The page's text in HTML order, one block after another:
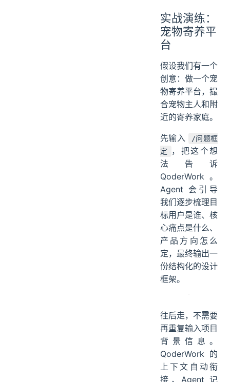
实战演练：
宠物寄养平
台
假设我们有一个
创意：做一个宠
物寄养平台，撮
合宠物主人和附
近的寄养家庭。
先输入
/问题框
定
，把这个想
法告诉
QoderWork。
Agent 会引导
我们逐步梳理目
标用户是谁、核
心痛点是什么、
产品方向怎么
定，最终输出一
份结构化的设计
框架。
往后走，不需要